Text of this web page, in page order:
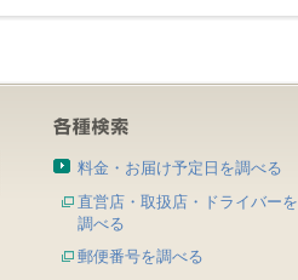
料金・お届け予定日を調べる
直営店・取扱店・ドライバーを
調べる
郵便番号を調べる